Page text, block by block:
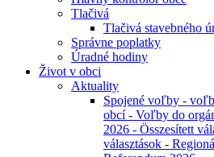
Tlačivá
Tlačivá stavebného
Správne poplatky
Úradné hodiny
Život v obci
Aktuality
Spojené voľby -
obcí - Voľby do
2026 - Összesített
választások -